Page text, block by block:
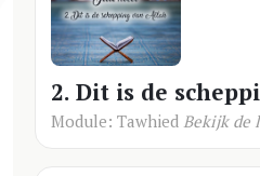
2. Dit is de
Module: Tawhied Bekijk de